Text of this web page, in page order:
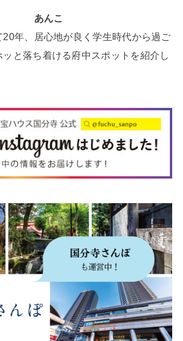
あんこ
20年、居心地が良く学生時代から過ご
ッと落ち着ける府中スポットを紹介し